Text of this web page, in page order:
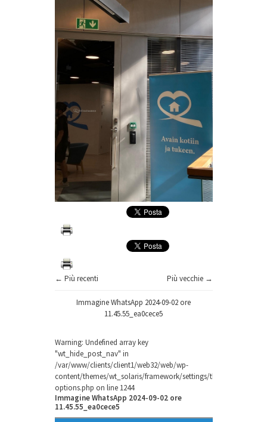
← Più recenti Più vecchie →
Immagine WhatsApp 2024-09-02 ore
11.45.55_ea0cece5
Warning: Undefined array key
"wt_hide_post_nav" in
/var/www/clients/client1/web32/web/wp-
content/themes/wt_solaris/framework/settings/theme-
options.php on line 1244
Immagine WhatsApp 2024-09-02 ore
11.45.55_ea0cece5